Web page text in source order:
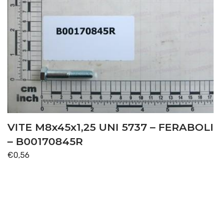
VITE M8x45x1,25 UNI 5737 – FERABOLI
– B00170845R
€0,56